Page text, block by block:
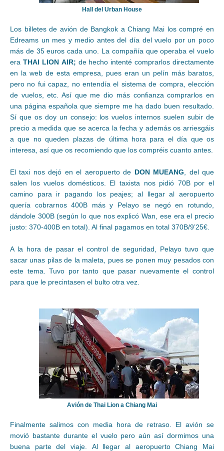
Hall del Urban House
Los billetes de avión de Bangkok a Chiang Mai los compré en
Edreams un mes y medio antes del día del vuelo por un poco
más de 35 euros cada uno. La compañía que operaba el vuelo
era THAI LION AIR; de hecho intenté comprarlos directamente
en la web de esta empresa, pues eran un pelín más baratos,
pero no fui capaz, no entendía el sistema de compra, elección
de vuelos, etc. Así que me dio más confianza comprarlos en
una página española que siempre me ha dado buen resultado.
Sí que os doy un consejo: los vuelos internos suelen subir de
precio a medida que se acerca la fecha y además os arriesgáis
a que no queden plazas de última hora para el día que os
interesa, así que os recomiendo que los compréis cuanto antes.
El taxi nos dejó en el aeropuerto de DON MUEANG , del que
salen los vuelos domésticos. El taxista nos pidió 70B por el
camino para ir pagando los peajes; al llegar al aeropuerto
quería cobrarnos 400B más y Pelayo se negó en rotundo,
dándole 300B (según lo que nos explicó Wan, ese era el precio
justo: 370-400B en total). Al final pagamos en total 370B/9’25€.
A la hora de pasar el control de seguridad, Pelayo tuvo que
sacar unas pilas de la maleta, pues se ponen muy pesados con
este tema. Tuvo por tanto que pasar nuevamente el control
para que le precintasen el bulto otra vez.
Avión de Thai Lion a Chiang Mai
Finalmente salimos con media hora de retraso. El avión se
movió bastante durante el vuelo pero aún así dormimos una
buena parte del viaje. Al llegar al aeropuerto Chiang Mai